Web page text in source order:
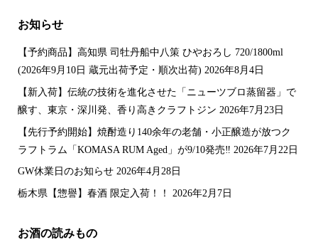
お知らせ
【予約商品】高知県 司牡丹船中八策 ひやおろし 720/1800ml
(2026年9月10日 蔵元出荷予定・順次出荷) 2026年8月4日
【新入荷】伝統の技術を進化させた「ニューツブロ蒸留器」で
醸す、東京・深川発、香り高きクラフトジン 2026年7月23日
【先行予約開始】焼酎造り140余年の老舗・小正醸造が放つク
ラフトラム「KOMASA RUM Aged」が9/10発売‼️ 2026年7月22日
GW休業日のお知らせ 2026年4月28日
栃木県【惣譽】春酒 限定入荷！！ 2026年2月7日
お酒の読みもの